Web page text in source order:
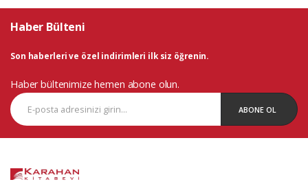
Haber Bülteni
Son haberleri ve özel indirimleri ilk siz öğrenin.
Haber bültenimize hemen abone olun.
ABONE OL